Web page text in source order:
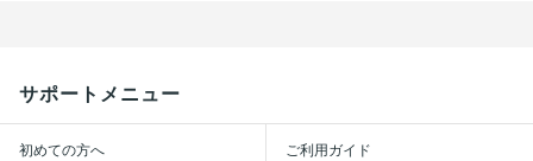
サポートメニュー
初めての方へ ご利用ガイド